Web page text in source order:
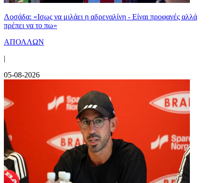
Λοσάδα: «Ισως να μιλάει η αδρεναλίνη - Είναι προφανές αλλά
πρέπει να το πω»
ΑΠΟΛΛΩΝ
|
05-08-2026